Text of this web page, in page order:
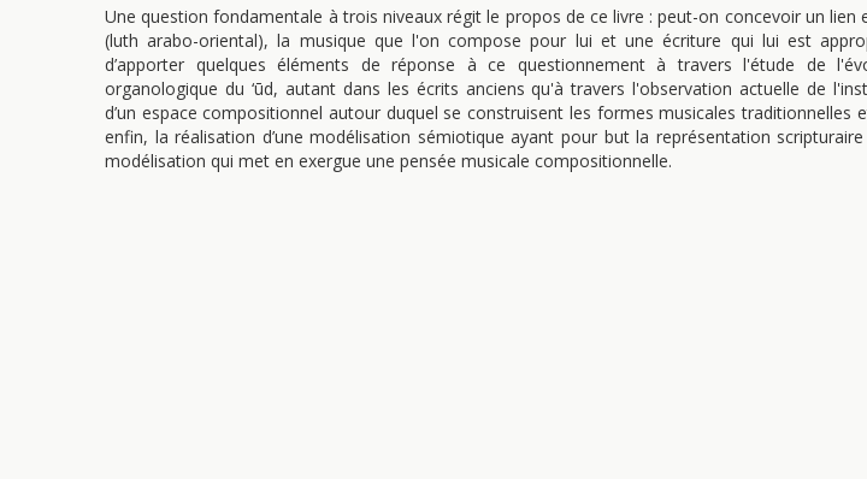
Une question fondamentale à trois niveaux régit le propos de ce livre : peut-on concevoir un lien
(luth arabo-oriental), la musique que l'on compose pour lui et une écriture qui lui est
d’apporter quelques éléments de réponse à ce questionnement à travers l'étude de
organologique du ‘ūd, autant dans les écrits anciens qu'à travers l'observation actuelle de
d’un espace compositionnel autour duquel se construisent les formes musicales traditionnelles
enfin, la réalisation d’une modélisation sémiotique ayant pour but la représentation
modélisation qui met en exergue une pensée musicale compositionnelle.